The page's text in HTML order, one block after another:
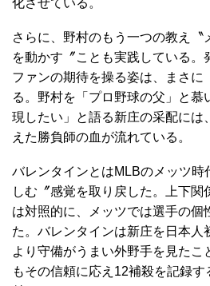
化させている。
さらに、野村のもう一つの教え〝
を動かす〞ことも実践している。
ファンの期待を操る姿は、まさに
る。野村を「プロ野球の父」と慕
現したい」と語る新庄の采配には
えた勝負師の血が流れている。
バレンタインとはMLBのメッツ時
しむ〞感覚を取り戻した。上下関
は対照的に、メッツでは選手の個
た。バレンタインは新庄を日本人
より守備がうまい外野手を見たこ
もその信頼に応え12補殺を記録